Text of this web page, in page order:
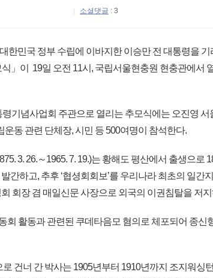
소셜댓글 : 3
한민국 정부 수립에 이바지한 이승만 전 대통령을
」이 19일 오전 11시, 국립서울현충원 현충관에서
기념사업회 주관으로 열리는 추모식에는 오진영
운동 관련 단체장, 시민 등 500여명이 참석한다.
3. 26.～1965. 7. 19.)는 황해도 평산에서 출생으로
간하고, 추후 ‘협셩회회보’를 우리나라 최초의 일간
회장 겸 매일신문 사장으로 외국의 이권침탈을 저
회 활동과 관련된 쿠데타음모 혐의로 체포되어 종신
로 건너 간 박사는 1905년부터 1910년까지 조지워싱